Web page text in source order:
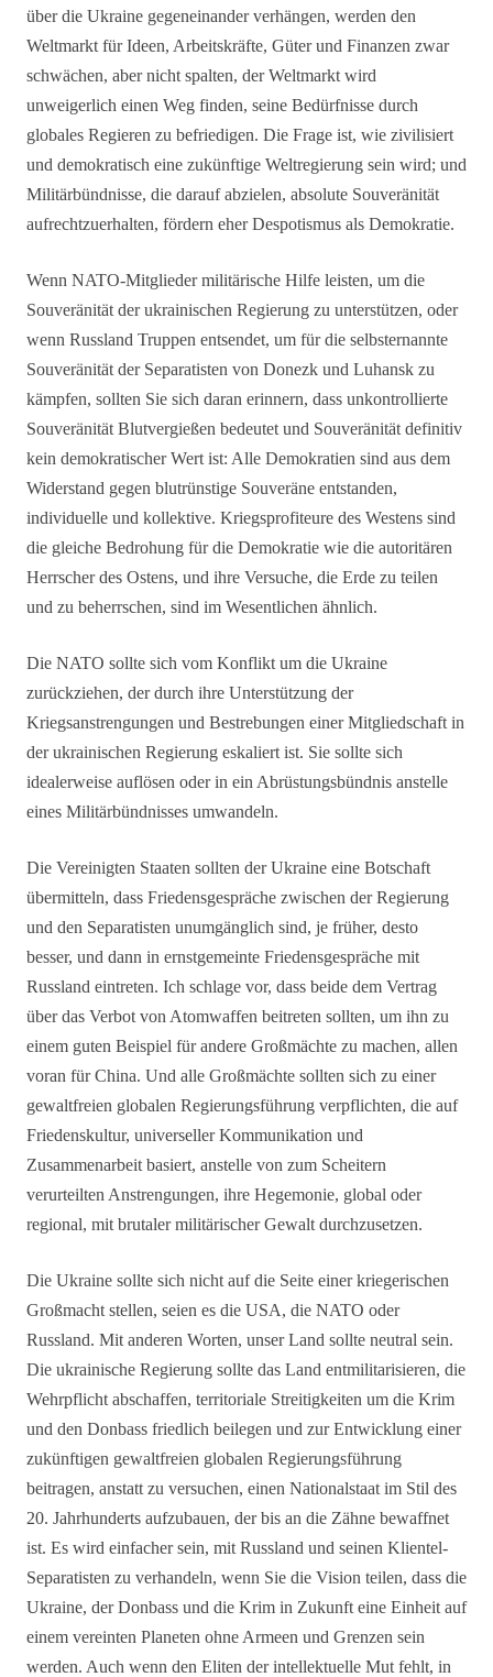
über die Ukraine gegeneinander verhängen, werden den
Weltmarkt für Ideen, Arbeitskräfte, Güter und Finanzen zwar
schwächen, aber nicht spalten, der Weltmarkt wird
unweigerlich einen Weg finden, seine Bedürfnisse durch
globales Regieren zu befriedigen. Die Frage ist, wie zivilisiert
und demokratisch eine zukünftige Weltregierung sein wird; und
Militärbündnisse, die darauf abzielen, absolute Souveränität
aufrechtzuerhalten, fördern eher Despotismus als Demokratie.
Wenn NATO-Mitglieder militärische Hilfe leisten, um die
Souveränität der ukrainischen Regierung zu unterstützen, oder
wenn Russland Truppen entsendet, um für die selbsternannte
Souveränität der Separatisten von Donezk und Luhansk zu
kämpfen, sollten Sie sich daran erinnern, dass unkontrollierte
Souveränität Blutvergießen bedeutet und Souveränität definitiv
kein demokratischer Wert ist: Alle Demokratien sind aus dem
Widerstand gegen blutrünstige Souveräne entstanden,
individuelle und kollektive. Kriegsprofiteure des Westens sind
die gleiche Bedrohung für die Demokratie wie die autoritären
Herrscher des Ostens, und ihre Versuche, die Erde zu teilen
und zu beherrschen, sind im Wesentlichen ähnlich.
Die NATO sollte sich vom Konflikt um die Ukraine
zurückziehen, der durch ihre Unterstützung der
Kriegsanstrengungen und Bestrebungen einer Mitgliedschaft in
der ukrainischen Regierung eskaliert ist. Sie sollte sich
idealerweise auflösen oder in ein Abrüstungsbündnis anstelle
eines Militärbündnisses umwandeln.
Die Vereinigten Staaten sollten der Ukraine eine Botschaft
übermitteln, dass Friedensgespräche zwischen der Regierung
und den Separatisten unumgänglich sind, je früher, desto
besser, und dann in ernstgemeinte Friedensgespräche mit
Russland eintreten. Ich schlage vor, dass beide dem Vertrag
über das Verbot von Atomwaffen beitreten sollten, um ihn zu
einem guten Beispiel für andere Großmächte zu machen, allen
voran für China. Und alle Großmächte sollten sich zu einer
gewaltfreien globalen Regierungsführung verpflichten, die auf
Friedenskultur, universeller Kommunikation und
Zusammenarbeit basiert, anstelle von zum Scheitern
verurteilten Anstrengungen, ihre Hegemonie, global oder
regional, mit brutaler militärischer Gewalt durchzusetzen.
Die Ukraine sollte sich nicht auf die Seite einer kriegerischen
Großmacht stellen, seien es die USA, die NATO oder
Russland. Mit anderen Worten, unser Land sollte neutral sein.
Die ukrainische Regierung sollte das Land entmilitarisieren, die
Wehrpflicht abschaffen, territoriale Streitigkeiten um die Krim
und den Donbass friedlich beilegen und zur Entwicklung einer
zukünftigen gewaltfreien globalen Regierungsführung
beitragen, anstatt zu versuchen, einen Nationalstaat im Stil des
20. Jahrhunderts aufzubauen, der bis an die Zähne bewaffnet
ist. Es wird einfacher sein, mit Russland und seinen Klientel-
Separatisten zu verhandeln, wenn Sie die Vision teilen, dass die
Ukraine, der Donbass und die Krim in Zukunft eine Einheit auf
einem vereinten Planeten ohne Armeen und Grenzen sein
werden. Auch wenn den Eliten der intellektuelle Mut fehlt, in